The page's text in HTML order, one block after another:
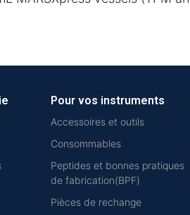
Pour vos instruments
Accessoires et outils
Consommables
Peptides et bonnes pratiques
de fabrication(BPF)
Pièces de rechange